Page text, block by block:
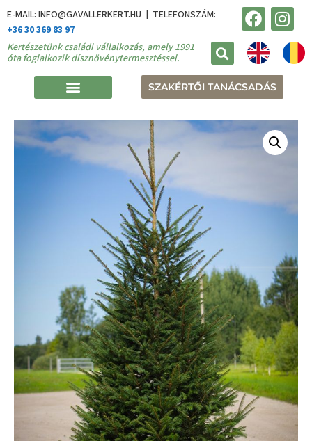
E-MAIL: INFO@GAVALLERKERT.HU | TELEFONSZÁM:
+36 30 369 83 97
Kertészetünk családi vállalkozás, amely 1991
óta foglalkozik dísznövénytermesztéssel.
SZAKÉRTŐI TANÁCSADÁS